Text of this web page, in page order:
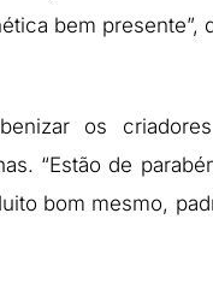
bem presente”,
os
“Estão de
bom mesmo,